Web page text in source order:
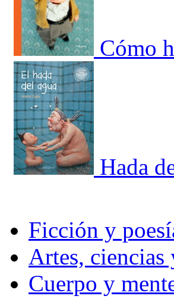
Cómo
Hada
Ficción y
Artes, ciencias
Cuerpo y